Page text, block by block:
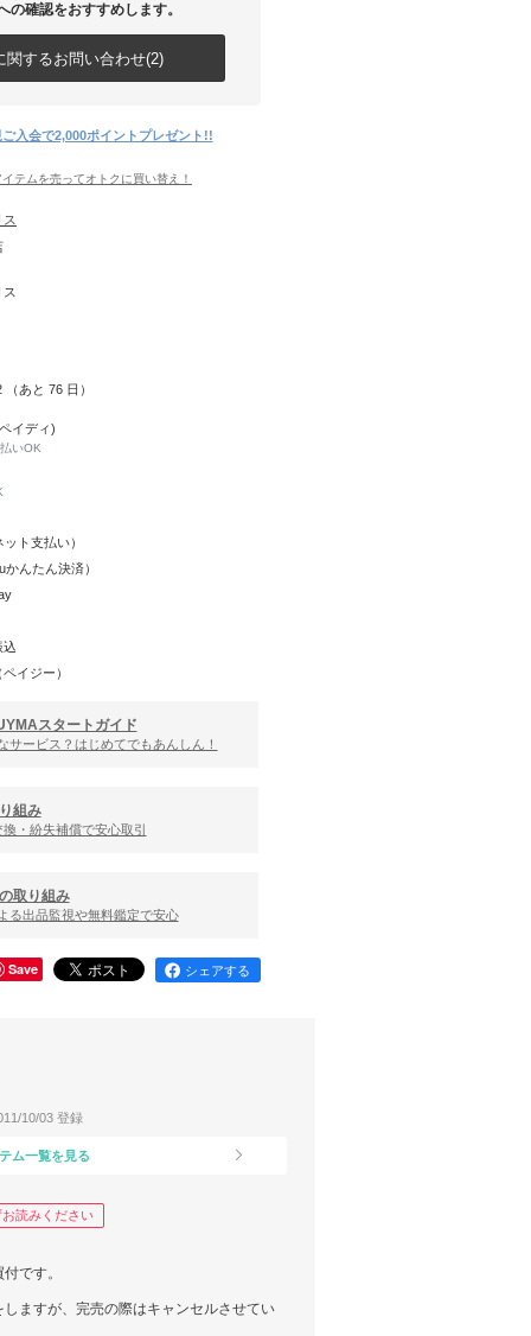
の確認をおすすめします。
関するお問い合わせ(2)
ご入会で2,000ポイントプレゼント!!
テムを売ってオトクに買い替え！
ス
ス
（あと 76 日）
イディ)
いOK
ット支払い）
かんたん決済）
込
イジー）
スタートガイド
サービス？はじめてでもあんしん！
組み
・紛失補償で安心取引
取り組み
る出品監視や無料鑑定で安心
Save シェアする
10/03 登録
ム一覧を見る
読みください
です。
ますが、完売の際はキャンセルさせてい